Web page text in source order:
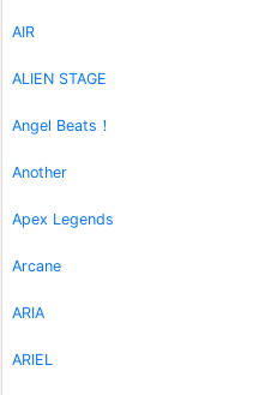
AIR
ALIEN STAGE
Angel Beats！
Another
Apex Legends
Arcane
ARIA
ARIEL